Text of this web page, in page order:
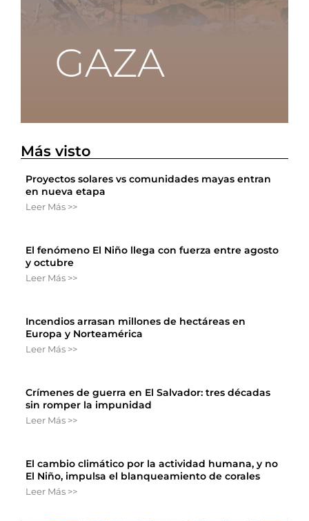
Más visto
Proyectos solares vs comunidades mayas entran
en nueva etapa
Leer Más >>
El fenómeno El Niño llega con fuerza entre agosto
y octubre
Leer Más >>
Incendios arrasan millones de hectáreas en
Europa y Norteamérica
Leer Más >>
Crímenes de guerra en El Salvador: tres décadas
sin romper la impunidad
Leer Más >>
El cambio climático por la actividad humana, y no
El Niño, impulsa el blanqueamiento de corales
Leer Más >>